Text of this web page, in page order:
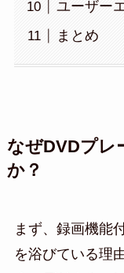
ユーザー
まとめ
なぜDVDプレ
か？
まず、録画機能
を浴びている理